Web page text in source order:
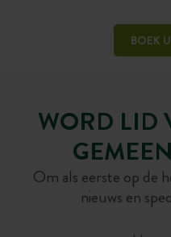
BOEK
WORD LID
Om als eerste op de
nieuws en